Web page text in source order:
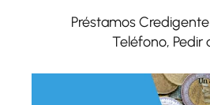
Préstamos Credigente
Teléfono, Pedir